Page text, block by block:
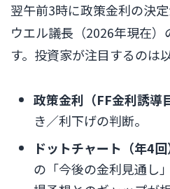
翌午前3時に政策金利の決
ウエル議長（2026年現在）
す。投資家が注目するのは
政策金利（FF金利誘導
き／利下げの判断。
ドットチャート（年4回
の「今後の金利見通し